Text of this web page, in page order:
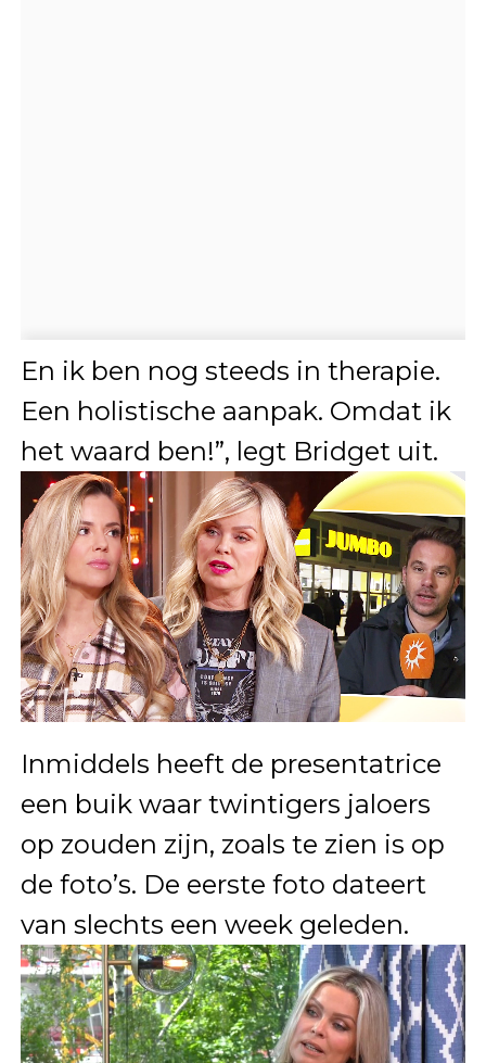
En ik ben nog steeds in therapie.
Een holistische aanpak. Omdat ik
het waard ben!”, legt Bridget uit.
Inmiddels heeft de presentatrice
een buik waar twintigers jaloers
op zouden zijn, zoals te zien is op
de foto’s. De eerste foto dateert
van slechts een week geleden.